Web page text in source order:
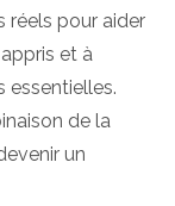
réels pour aider
et à
essentielles.
de la
un